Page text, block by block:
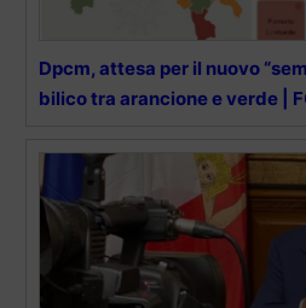
Dpcm, attesa per il nuovo
bilico tra arancione e verde |